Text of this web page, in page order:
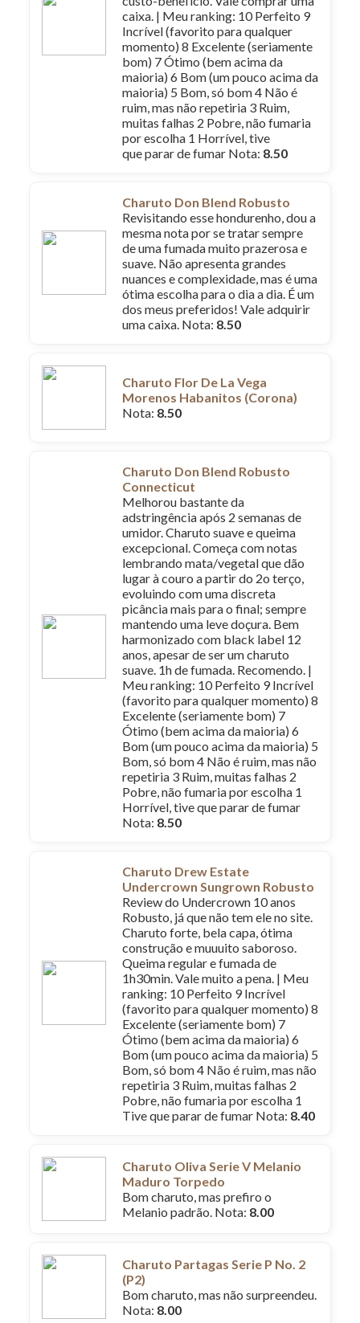
caixa. | Meu ranking: 10 Perfeito 9
Incrível (favorito para qualquer
momento) 8 Excelente (seriamente
bom) 7 Ótimo (bem acima da
maioria) 6 Bom (um pouco acima da
maioria) 5 Bom, só bom 4 Não é
ruim, mas não repetiria 3 Ruim,
muitas falhas 2 Pobre, não fumaria
por escolha 1 Horrível, tive
que parar de fumar Nota: 8.50
Charuto Don Blend Robusto
Revisitando esse hondurenho, dou a
mesma nota por se tratar sempre
de uma fumada muito prazerosa e
suave. Não apresenta grandes
nuances e complexidade, mas é uma
ótima escolha para o dia a dia. É um
dos meus preferidos! Vale adquirir
uma caixa. Nota: 8.50
Charuto Flor De La Vega
Morenos Habanitos (Corona)
Nota: 8.50
Charuto Don Blend Robusto
Connecticut
Melhorou bastante da
adstringência após 2 semanas de
umidor. Charuto suave e queima
excepcional. Começa com notas
lembrando mata/vegetal que dão
lugar à couro a partir do 2o terço,
evoluindo com uma discreta
picância mais para o final; sempre
mantendo uma leve doçura. Bem
harmonizado com black label 12
anos, apesar de ser um charuto
suave. 1h de fumada. Recomendo. |
Meu ranking: 10 Perfeito 9 Incrível
(favorito para qualquer momento) 8
Excelente (seriamente bom) 7
Ótimo (bem acima da maioria) 6
Bom (um pouco acima da maioria) 5
Bom, só bom 4 Não é ruim, mas não
repetiria 3 Ruim, muitas falhas 2
Pobre, não fumaria por escolha 1
Horrível, tive que parar de fumar
Nota: 8.50
Charuto Drew Estate
Undercrown Sungrown Robusto
Review do Undercrown 10 anos
Robusto, já que não tem ele no site.
Charuto forte, bela capa, ótima
construção e muuuito saboroso.
Queima regular e fumada de
1h30min. Vale muito a pena. | Meu
ranking: 10 Perfeito 9 Incrível
(favorito para qualquer momento) 8
Excelente (seriamente bom) 7
Ótimo (bem acima da maioria) 6
Bom (um pouco acima da maioria) 5
Bom, só bom 4 Não é ruim, mas não
repetiria 3 Ruim, muitas falhas 2
Pobre, não fumaria por escolha 1
Tive que parar de fumar Nota: 8.40
Charuto Oliva Serie V Melanio
Maduro Torpedo
Bom charuto, mas prefiro o
Melanio padrão. Nota: 8.00
Charuto Partagas Serie P No. 2
(P2)
Bom charuto, mas não surpreendeu.
Nota: 8.00